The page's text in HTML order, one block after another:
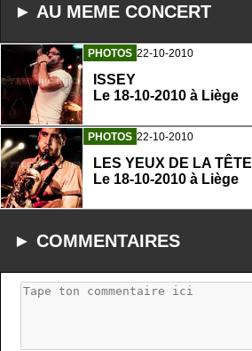
► AU MEME CONCERT
PHOTOS 22-10-2010
ISSEY
Le 18-10-2010 à Liège
PHOTOS 22-10-2010
LES YEUX DE LA TÊTE
Le 18-10-2010 à Liège
► COMMENTAIRES